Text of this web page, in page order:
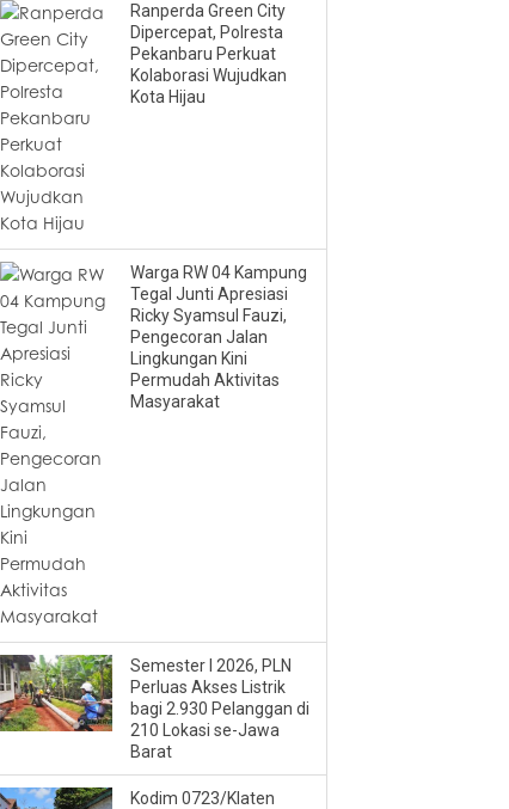
Ranperda Green City
Dipercepat, Polresta
Pekanbaru Perkuat
Kolaborasi Wujudkan
Kota Hijau
Warga RW 04 Kampung
Tegal Junti Apresiasi
Ricky Syamsul Fauzi,
Pengecoran Jalan
Lingkungan Kini
Permudah Aktivitas
Masyarakat
Semester I 2026, PLN
Perluas Akses Listrik
bagi 2.930 Pelanggan di
210 Lokasi se-Jawa
Barat
Kodim 0723/Klaten